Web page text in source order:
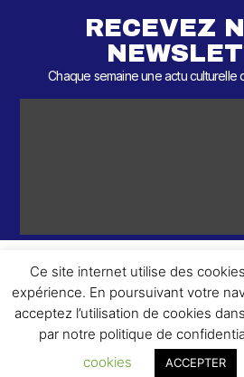
RECEVEZ
Chaque semaine une actu culturelle
© 2026 – 2 ème Round – Tous
Ce site internet utilise des
expérience. En poursuivant votre
acceptez l’utilisation de cookies
par notre politique de
cookies
ACCEPTER